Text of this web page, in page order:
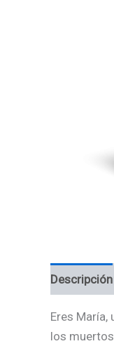
Descripción
Eres
los